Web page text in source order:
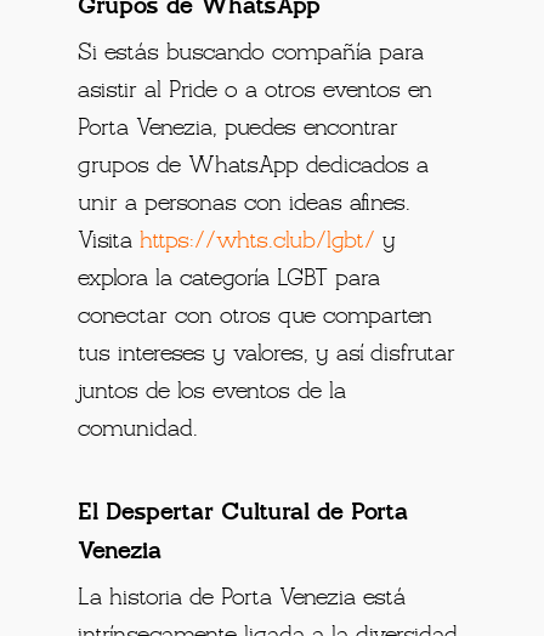
Grupos de WhatsApp
Si estás buscando compañía para
asistir al Pride o a otros eventos en
Porta Venezia, puedes encontrar
grupos de WhatsApp dedicados a
unir a personas con ideas afines.
Visitahttps://whts.club/lgbt/ y
explora la categoría LGBT para
conectar con otros que comparten
tus intereses y valores, y así disfrutar
juntos de los eventos de la
comunidad.
El Despertar Cultural de Porta
Venezia
La historia de Porta Venezia está